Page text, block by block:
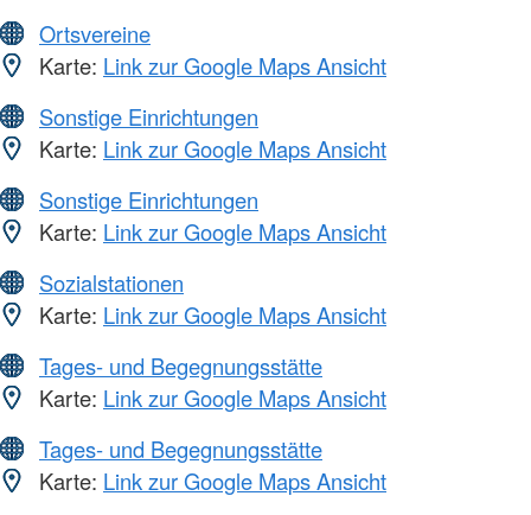
Ortsvereine
Karte: Link zur Google Maps Ansicht
Sonstige Einrichtungen
Karte: Link zur Google Maps Ansicht
Sonstige Einrichtungen
Karte: Link zur Google Maps Ansicht
Sozialstationen
Karte: Link zur Google Maps Ansicht
Tages- und Begegnungsstätte
Karte: Link zur Google Maps Ansicht
Tages- und Begegnungsstätte
Karte: Link zur Google Maps Ansicht